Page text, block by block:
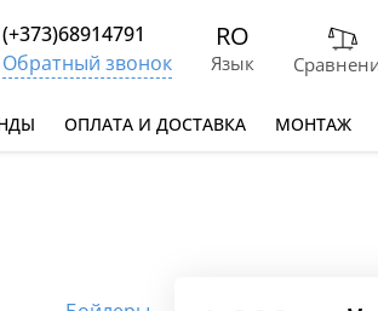
(+373)68914791
Обратный звонок
RO
Язык
ОПЛАТА И ДОСТАВКА МОНТАЖ